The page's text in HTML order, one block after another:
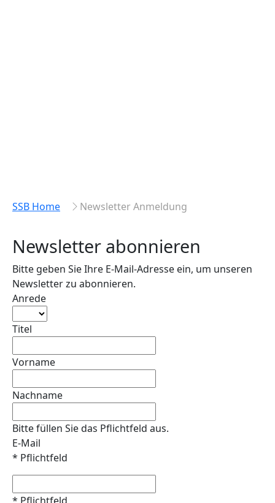
SSB Home Newsletter Anmeldung
Newsletter abonnieren
Bitte geben Sie Ihre E-Mail-Adresse ein, um unseren
Newsletter zu abonnieren.
Anrede
Titel
Vorname
Nachname
Bitte füllen Sie das Pflichtfeld aus.
E-Mail
* Pflichtfeld